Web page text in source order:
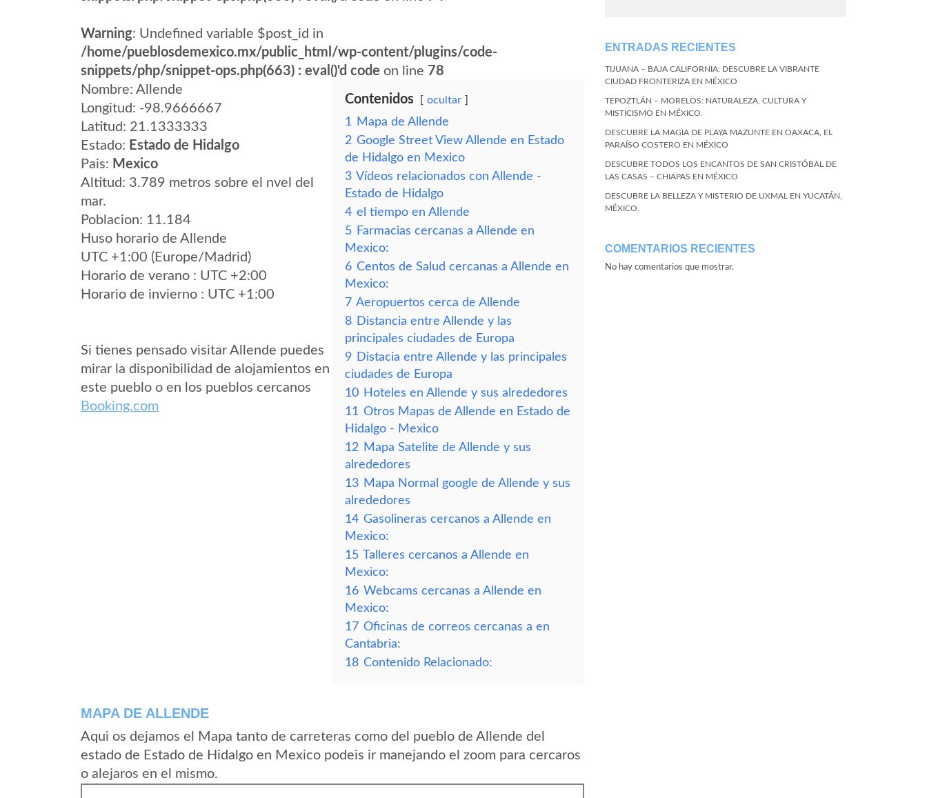
Warning: Undefined variable $post_id in
/home/pueblosdemexico.mx/public_html/wp-content/plugins/code-
snippets/php/snippet-ops.php(663) : eval()'d code on line 78
Nombre: Allende
Longitud: -98.9666667
Latitud: 21.1333333
Estado: Estado de Hidalgo
Pais: Mexico
Altitud: 3.789 metros sobre el nvel del
mar.
Poblacion: 11.184
Huso horario de Allende
UTC +1:00 (Europe/Madrid)
Horario de verano : UTC +2:00
Horario de invierno : UTC +1:00
Si tienes pensado visitar Allende puedes
mirar la disponibilidad de alojamientos en
este pueblo o en los pueblos cercanos
Booking.com
Contenidos ocultar
1
Mapa de Allende
2 Google Street View Allende en Estado
de Hidalgo en Mexico
3 Vídeos relacionados con Allende -
Estado de Hidalgo
4 el tiempo en Allende
5 Farmacias cercanas a Allende en
Mexico:
6 Centos de Salud cercanas a Allende en
Mexico:
7 Aeropuertos cerca de Allende
8 Distancia entre Allende y las
principales ciudades de Europa
9 Distacia entre Allende y las principales
ciudades de Europa
10 Hoteles en Allende y sus alrededores
11 Otros Mapas de Allende en Estado de
Hidalgo - Mexico
12 Mapa Satelite de Allende y sus
alrededores
13 Mapa Normal google de Allende y sus
alrededores
14 Gasolineras cercanos a Allende en
Mexico:
15 Talleres cercanos a Allende en
Mexico:
16 Webcams cercanas a Allende en
Mexico:
17 Oficinas de correos cercanas a en
Cantabria:
18 Contenido Relacionado:
MAPA DE ALLENDE
Aqui os dejamos el Mapa tanto de carreteras como del pueblo de Allende del
estado de Estado de Hidalgo en Mexico podeis ir manejando el zoom para cercaros
o alejaros en el mismo.
ENTRADAS RECIENTES
TIJUANA – BAJA CALIFORNIA: DESCUBRE LA VIBRANTE
CIUDAD FRONTERIZA EN MÉXICO
TEPOZTLÁN – MORELOS: NATURALEZA, CULTURA Y
MISTICISMO EN MÉXICO.
DESCUBRE LA MAGIA DE PLAYA MAZUNTE EN OAXACA, EL
PARAÍSO COSTERO EN MÉXICO
DESCUBRE TODOS LOS ENCANTOS DE SAN CRISTÓBAL DE
LAS CASAS – CHIAPAS EN MÉXICO
DESCUBRE LA BELLEZA Y MISTERIO DE UXMAL EN YUCATÁN,
MÉXICO.
COMENTARIOS RECIENTES
No hay comentarios que mostrar.